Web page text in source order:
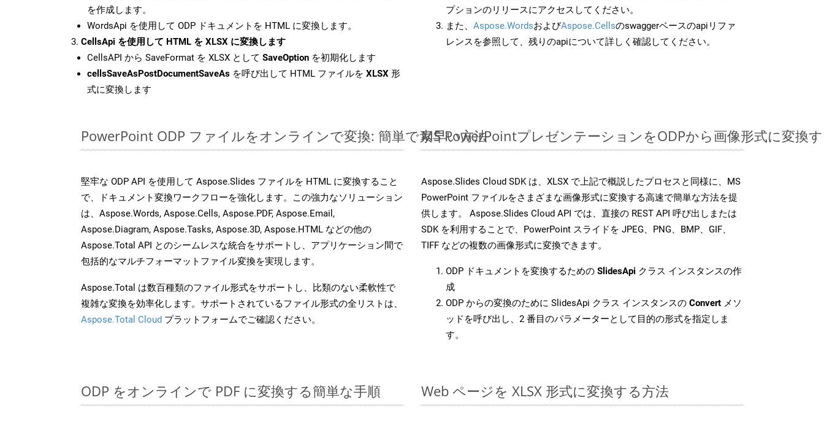
を作成します。
WordsApi を使用して ODP ドキュメントを HTML に変換します。
CellsApi を使用して HTML を XLSX に変換します
CellsAPI から SaveFormat を XLSX として SaveOption を初期化します
cellsSaveAsPostDocumentSaveAs を呼び出して HTML ファイルを XLSX 形
式に変換します
プションのリリースにアクセスしてください。
また、 Aspose.WordsおよびAspose.Cellsのswaggerベースのapiリファ
レンスを参照して、残りのapiについて詳しく確認してください。
PowerPoint ODP ファイルをオンラインで変換: 簡単で素早い方法
堅牢な ODP API を使用して Aspose.Slides ファイルを HTML に変換すること
で、ドキュメント変換ワークフローを強化します。この強力なソリューション
は、Aspose.Words, Aspose.Cells, Aspose.PDF, Aspose.Email,
Aspose.Diagram, Aspose.Tasks, Aspose.3D, Aspose.HTML などの他の
Aspose.Total API とのシームレスな統合をサポートし、アプリケーション間で
包括的なマルチフォーマットファイル変換を実現します。
Aspose.Total は数百種類のファイル形式をサポートし、比類のない柔軟性で
複雑な変換を効率化します。サポートされているファイル形式の全リストは、
Aspose.Total Cloud プラットフォームでご確認ください。
MS PowerPointプレゼンテーションをODPから画像形式に変換
Aspose.Slides Cloud SDK は、XLSX で上記で概説したプロセスと同様に、MS
PowerPoint ファイルをさまざまな画像形式に変換する高速で簡単な方法を提
供します。 Aspose.Slides Cloud API では、直接の REST API 呼び出しまたは
SDK を利用することで、PowerPoint スライドを JPEG、PNG、BMP、GIF、
TIFF などの複数の画像形式に変換できます。
ODP ドキュメントを変換するための SlidesApi クラス インスタンスの作
成
ODP からの変換のために SlidesApi クラス インスタンスの Convert メソ
ッドを呼び出し、2 番目のパラメーターとして目的の形式を指定しま
す。
ODP をオンラインで PDF に変換する簡単な手順 Web ページを XLSX 形式に変換する方法